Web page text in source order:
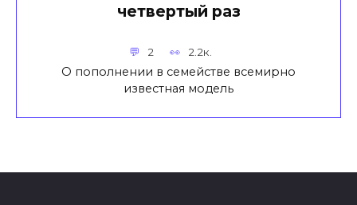
четвертый раз
2 2.2к.
О пополнении в семействе всемирно
известная модель